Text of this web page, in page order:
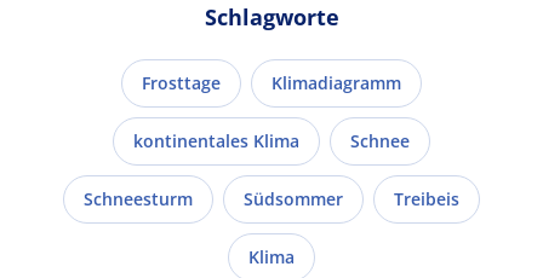
Schlagworte
Frosttage Klimadiagramm
kontinentales Klima Schnee
Schneesturm Südsommer Treibeis
Klima